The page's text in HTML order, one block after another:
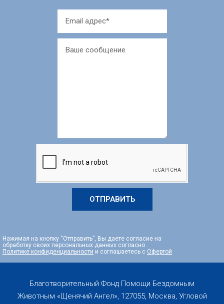
ОТПРАВИТЬ
Нажимая на кнопку “Отправить”, Вы даете согласие на
обработку своих персональных данных согласно
Политике конфиденциальности и соглашаетесь с Офертой
Благотворительный Фонд Помощи Бездомным
Животным «Щенячий Ангел», 127055, Москва, Угловой